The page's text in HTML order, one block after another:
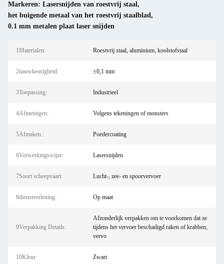
Markeren: Lasersnijden van roestvrij staal,
het buigende metaal van het roestvrij staalblad,
0.1 mm metalen plaat laser snijden
1Materialen: Roestvrij staal, aluminium, koolstofstaal
2nauwkeurigheid: ±0,1 mm
3Toepassing: Industrieel
4Afmetingen: Volgens tekeningen of monsters
5Afmaken.: Poedercoating
6Verwerkingswijze: Lasersnijden
7Soort scheepvaart: Lucht-, zee- en spoorvervoer
8dienstverlening: Op maat
9Verpakking Details:
Afzonderlijk verpakken om te voorkomen dat ze
tijdens het vervoer beschadigd raken of krabben,
vervo
10Kleur: Zwart